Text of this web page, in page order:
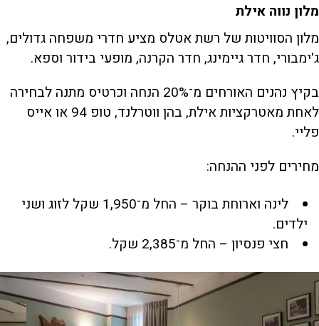
מלון נווה אילת
מלון הסוויטות של רשת אטלס מציע חדרי משפחה גדולים,
ג'ימבורי, חדר גיימינג, חדר הקרנה, מופעי בידור וספא.
בקיץ נהנים האורחים מ־20% הנחה וכרטיס מתנה לבחירה
לאחת מאטרקציות אילת, בהן ווטרלנד, טופ 94 או אייס
פליי.
מחירים לפני ההנחה:
לינה וארוחת בוקר – החל מ־1,950 שקל לזוג ושני
ילדים.
חצי פנסיון – החל מ־2,385 שקל.